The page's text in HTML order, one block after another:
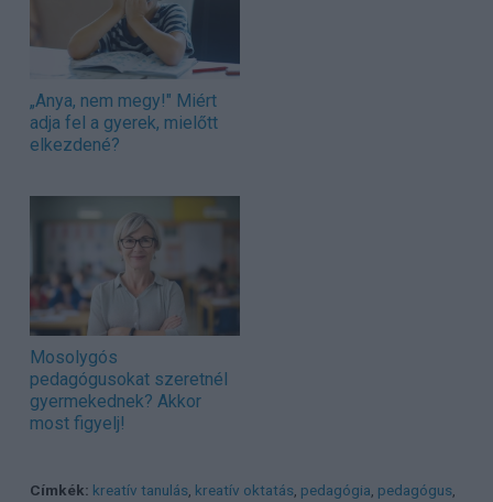
„Anya, nem megy!" Miért
adja fel a gyerek, mielőtt
elkezdené?
Mosolygós
pedagógusokat szeretnél
gyermekednek? Akkor
most figyelj!
Címkék: kreatív tanulás, kreatív oktatás, pedagógia, pedagógus,